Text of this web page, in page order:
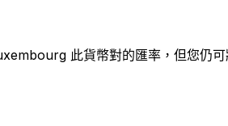
此貨幣對的匯率，但您仍